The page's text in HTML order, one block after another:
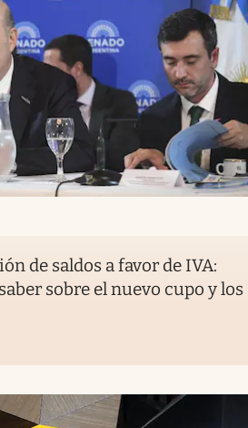
de saldos a favor de IVA:
sobre el nuevo cupo y los